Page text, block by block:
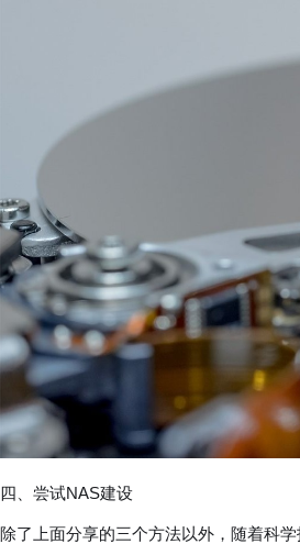
四、尝试NAS建设
除了上面分享的三个方法以外，随着科